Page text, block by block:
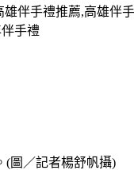
雄伴手禮推薦,高雄伴
手禮
(圖／記者楊舒帆攝)